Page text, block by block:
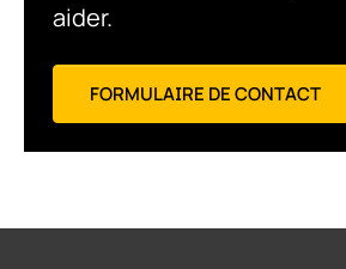
aider.
FORMULAIRE DE CONTACT